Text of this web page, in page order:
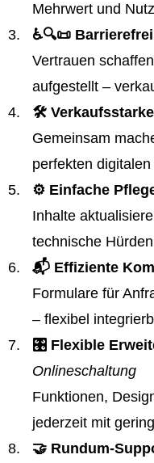
Mehrwert und
♿️🔍📜
Vertrauen
aufgestellt –
🛠️
Gemeinsam
perfekten
⚙️ Einfache
Inhalte
technische
📬 Effiziente
Formulare für
– flexibel
🎛️ Flexible
Onlineschaltung
Funktionen,
jederzeit mit
🤝 Rundum-